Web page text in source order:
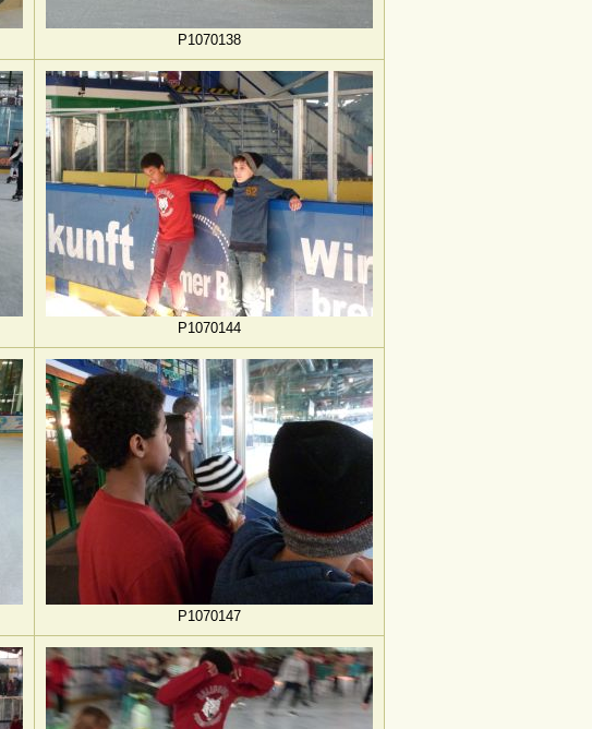
P1070138
P1070144
P1070147